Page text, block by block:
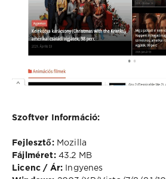
Szoftver Információ:
Fejlesztő: Mozilla
Fájlméret:43.2 MB
Licenc / Ár: Ingyenes